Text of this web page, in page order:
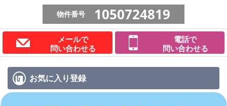
物件番号 1050724819
メールで
問い合わせる
電話で
問い合わせる
お気に入り登録